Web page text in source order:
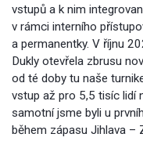
vstupů a k nim
v rámci interního
a permanentky. V říjnu
Dukly otevřela zbrusu
od té doby tu naše
vstup až pro 5,5 tisíc lidí
samotní jsme byli u
během zápasu Jihlava –